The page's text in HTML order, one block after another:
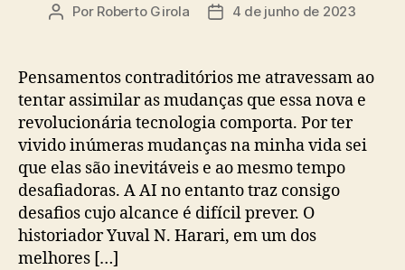
Autor
Por Roberto Girola
Data4 de junho de 2023
Pensamentos contraditórios me atravessam ao
tentar assimilar as mudanças que essa nova e
revolucionária tecnologia comporta. Por ter
vivido inúmeras mudanças na minha vida sei
que elas são inevitáveis e ao mesmo tempo
desafiadoras. A AI no entanto traz consigo
desafios cujo alcance é difícil prever. O
historiador Yuval N. Harari, em um dos
melhores […]